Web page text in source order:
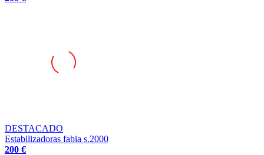
DESTACADO
Estabilizadoras fabia s.2000
200 €